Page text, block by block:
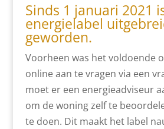
Sinds 1 januari 2021
energielabel
geworden.
Voorheen was het voldoende
online aan te vragen via een
moet er een energieadviseur
om de woning zelf te
te doen. Dit maakt het label